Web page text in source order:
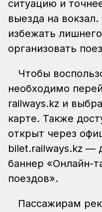
ситуацию и
выезда на
избежать
организовать
Чтобы
необходимо
railways.kz и
карте. Также
открыт через
bilet.railways.kz —
баннер «Онлайн-
поездов».
Пассажирам